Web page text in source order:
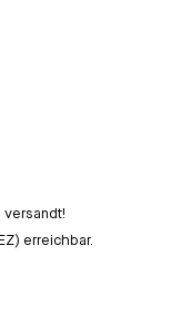
versandt!
erreichbar.